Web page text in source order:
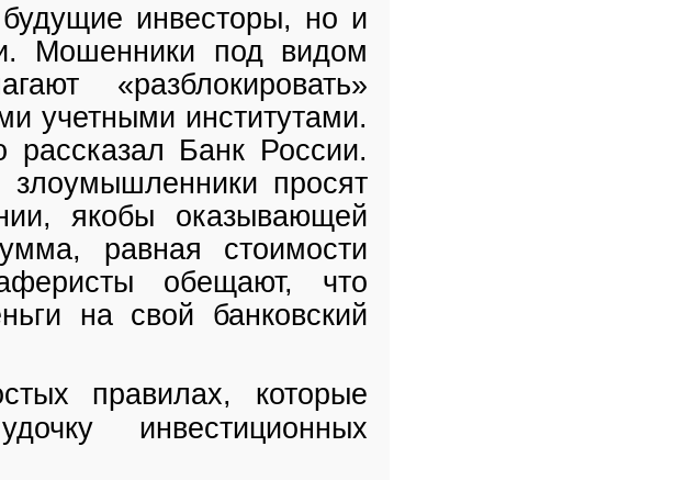
инвесторы, но и
Мошенники под видом
«разблокировать»
учетными институтами.
Банк России.
злоумышленники просят
якобы оказывающей
равная стоимости
обещают, что
на свой банковский
правилах, которые
инвестиционных